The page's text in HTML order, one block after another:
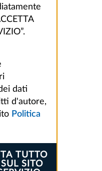
dati
d'autore,
Politica
TUTTO
SITO